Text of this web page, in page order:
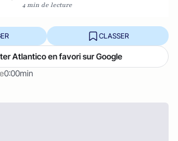
4 min de lecture
0:00min
CLASSER
Atlantico en favori sur Google